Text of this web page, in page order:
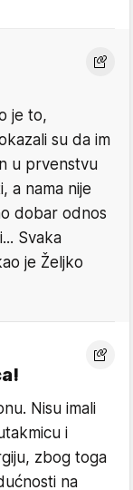
je to,
su da im
u prvenstvu
a nama nije
dobar odnos
Svaka
je Željko
Nisu imali
i
zbog toga
na